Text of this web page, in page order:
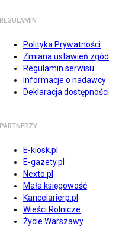
REGULAMIN
Polityka Prywatności
Zmiana ustawień zgód
Regulamin serwisu
Informacje o nadawcy
Deklaracja dostępności
PARTNERZY
E-kiosk.pl
E-gazety.pl
Nexto.pl
Mała księgowość
Kancelarierp.pl
Wieści Rolnicze
Życie Warszawy